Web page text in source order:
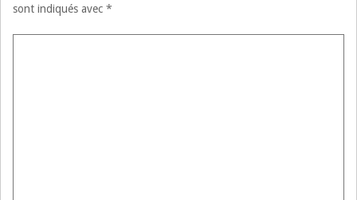
sont indiqués avec *